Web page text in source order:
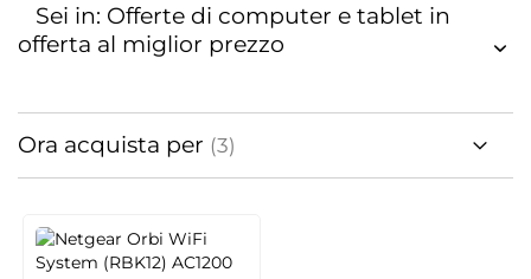
Sei in: Offerte di computer e tablet in
offerta al miglior prezzo
Ora acquista per